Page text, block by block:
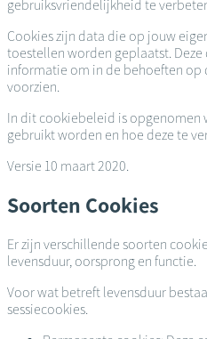
gebruiksvriendelijkheid te
Cookies zijn data die op jouw
toestellen worden geplaatst.
informatie om in de behoeften op
voorzien.
In dit cookiebeleid is opgenomen
gebruikt worden en hoe deze te
Versie 10 maart 2020.
Soorten Cookies
Er zijn verschillende soorten
levensduur, oorsprong en functie.
Voor wat betreft levensduur
sessiecookies.